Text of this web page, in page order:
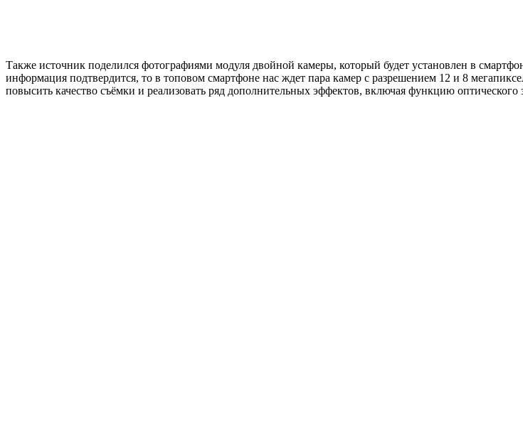
Также источник поделился фотографиями модуля двойной камеры, который будет установлен в
информация подтвердится, то в топовом смартфоне нас ждет пара камер с разрешением 12 и 8
повысить качество съёмки и реализовать ряд дополнительных эффектов, включая функцию оптического